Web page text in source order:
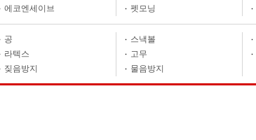
에코엔세이브
펫모닝
공 스낵볼
라텍스
고무
짖음방지
물음방지